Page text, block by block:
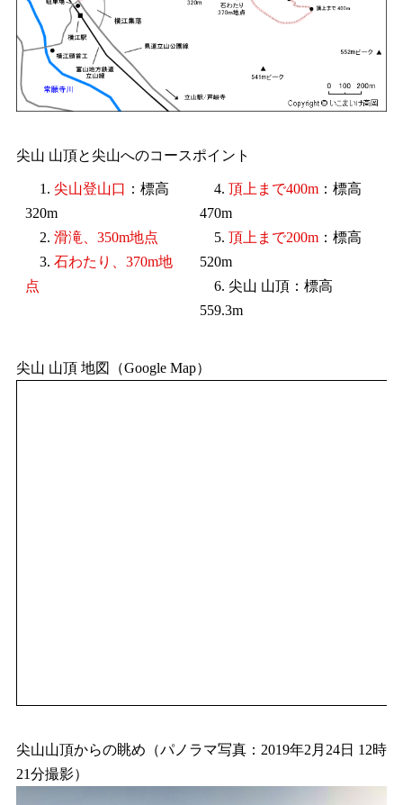
尖山 山頂と尖山へのコースポイント
1. 尖山登山口 ：標高
320m
2. 滑滝、350m地点
3. 石わたり、370m地
点
4. 頂上まで400m ：標高
470m
5. 頂上まで200m ：標高
520m
6. 尖山 山頂：標高
559.3m
尖山 山頂 地図（Google Map）
尖山山頂からの眺め（パノラマ写真：2019年2月24日 12時
21分撮影）